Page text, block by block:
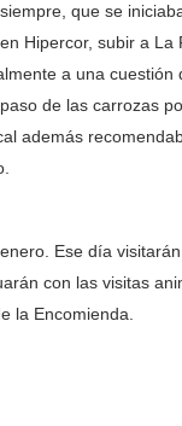
que se
Hipercor, subir a La
a una
de las carrozas
además
Ese día
con las visitas
la Encomienda.